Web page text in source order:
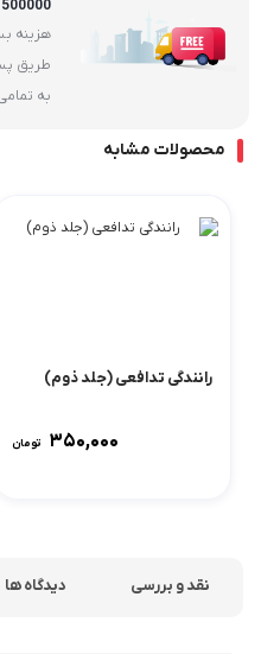
1500000
هزینه
به
محصولات مشابه
رانندگی تدافعی (جلد ذوم)
۳۵۰,۰۰۰ تومان
نقد و بررسی دیدگاه ها